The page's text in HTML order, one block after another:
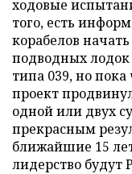
ходовые
того, есть
корабелов
подводных
типа 039, но пока
проект
одной или двух
прекрасным
ближайшие 15
лидерство будут